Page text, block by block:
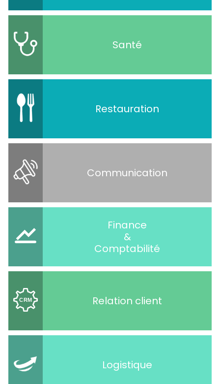
Santé
Restauration
Communication
Finance
&
Comptabilité
Relation client
Logistique